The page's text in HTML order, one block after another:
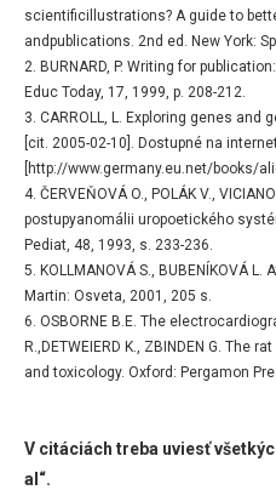
scientificillustrations? A guide to
andpublications. 2nd ed. New York:
2. BURNARD, P. Writing for
Educ Today, 17, 1999, p. 208-212.
3. CARROLL, L. Exploring genes and
[cit. 2005-02-10]. Dostupné na
[http://www.germany.eu.net/books/
4. ČERVEŇOVÁ O., POLÁK V.,
postupyanomálii uropoetického
Pediat, 48, 1993, s. 233-236.
5. KOLLMANOVÁ S., BUBENÍKOVÁ
Martin: Osveta, 2001, 205 s.
6. OSBORNE B.E. The
R.,DETWEIERD K., ZBINDEN G. The
and toxicology. Oxford: Pergamon
V citáciách treba uviesť
al“.